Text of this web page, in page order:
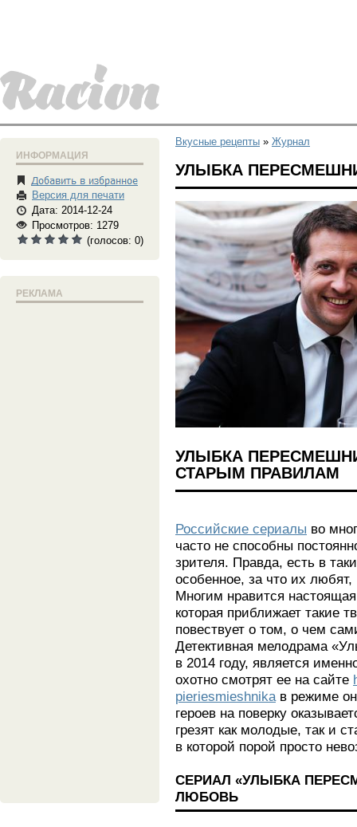
Вкусные рецепты » Журнал
ИНФОРМАЦИЯ
Версия для печати
Дата: 2014-12-24
Просмотров: 1279
(голосов: 0)
РЕКЛАМА
УЛЫБКА
УЛЫБКА
СТАРЫМ ПРАВИЛАМ
Российские сериалы во
часто не способны
зрителя. Правда, есть в
особенное, за что их
Многим нравится
которая приближает такие
повествует о том, о чем
Детективная мелодрама
в 2014 году, является
охотно смотрят ее на сайте
pieriesmieshnika в режиме
героев на поверку
грезят как молодые, так и
в которой порой просто
СЕРИАЛ «УЛЫБКА
ЛЮБОВЬ